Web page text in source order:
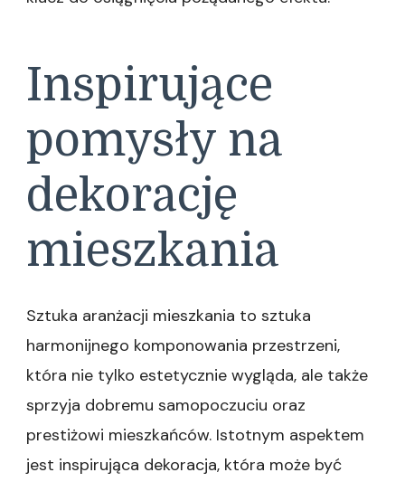
Inspirujące
pomysły na
dekorację
mieszkania
Sztuka aranżacji mieszkania to sztuka
harmonijnego komponowania przestrzeni,
która nie tylko estetycznie wygląda, ale także
sprzyja dobremu samopoczuciu oraz
prestiżowi mieszkańców. Istotnym aspektem
jest inspirująca dekoracja, która może być